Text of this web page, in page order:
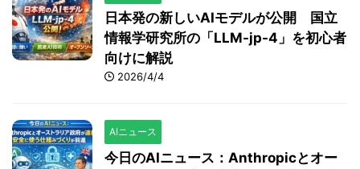
日本発の新しいAIモデルが公開 国立
情報学研究所の「LLM-jp-4」を初心者
向けに解説
2026/4/4
AIニュース
今日のAIニュース：Anthropicとオー